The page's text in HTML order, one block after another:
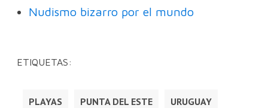
Nudismo bizarro por el mundo
ETIQUETAS:
PLAYAS PUNTA DEL ESTE URUGUAY